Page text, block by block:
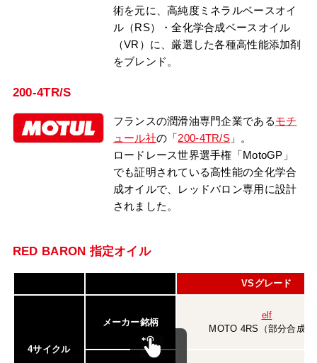
術を元に、高純度ミネラルベースオイ
ル（RS）・全化学合成ベースオイル
（VR）に、厳選した各種高性能添加剤
をブレンド。
200-4TR/S
フランスの潤滑油専門企業であるモチ
ュール社の「 200-4TR/S」。
ロードレース世界選手権「MotoGP」
でも証明されている高性能の全化学合
成オイルで、レッドバロン専用に設計
されました。
RED BARON 指定オイル
VSグレード
4サイクル
メーカー銘柄
elf
MOTO 4RS（部分合成油